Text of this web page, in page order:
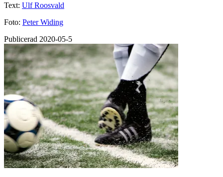
Text: Ulf Roosvald
Foto: Peter Widing
Publicerad 2020-05-5